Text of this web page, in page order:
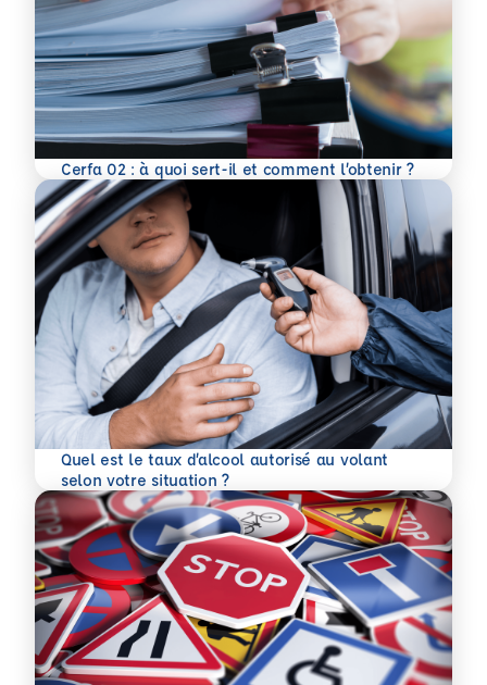
Cerfa 02 : à quoi sert-il et comment l’obtenir ?
En savoir plus
Quel est le taux d’alcool autorisé au volant
selon votre situation ?
En savoir plus